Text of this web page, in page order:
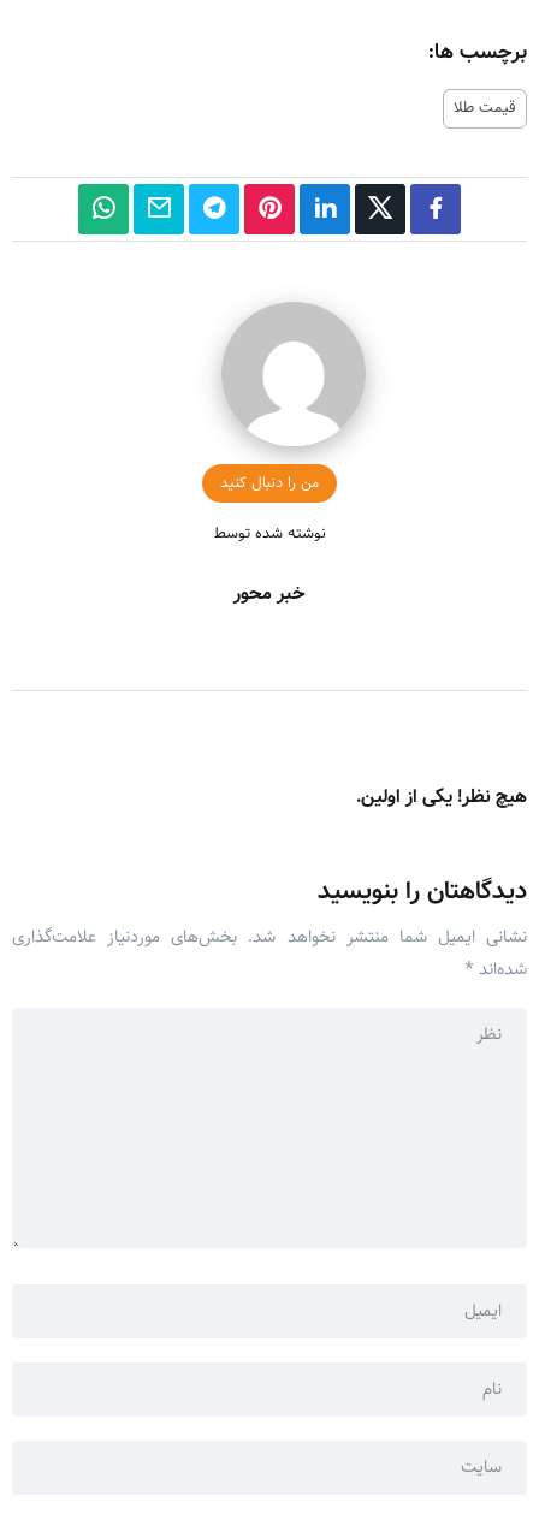
برچسب ها:
قیمت طلا
من را دنبال کنید
نوشته شده توسط
خبر محور
هیچ نظر! یکی از اولین.
دیدگاهتان را بنویسید
نشانی ایمیل شما منتشر نخواهد شد. بخش‌های موردنیاز علامت‌گذاری
شده‌اند *